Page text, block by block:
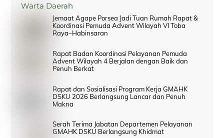
Warta Daerah
Jemaat Agape Porsea Jadi Tuan Rumah Rapat &
Koordinasi Pemuda Advent Wilayah VI Toba
Raya–Habinsaran
Rapat Badan Koordinasi Pelayanan Pemuda
Advent Wilayah 4 Berjalan dengan Baik dan
Penuh Berkat
Rapat dan Sosialisasi Program Kerja GMAHK
DSKU 2026 Berlangsung Lancar dan Penuh
Makna
Serah Terima Jabatan Departemen Pelayanan
GMAHK DSKU Berlangsung Khidmat